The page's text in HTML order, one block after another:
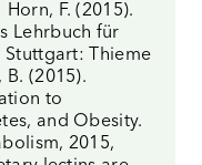
F. (2015).
Lehrbuch für
Stuttgart: Thieme
B. (2015).
to
and Obesity.
2015,